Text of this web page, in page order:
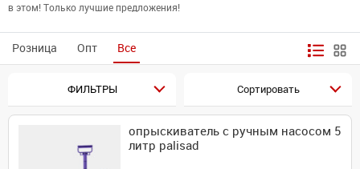
в этом! Только лучшие предложения!
Розница Опт Все
ФИЛЬТРЫ Сортировать
опрыскиватель с ручным насосом 5
литр palisad